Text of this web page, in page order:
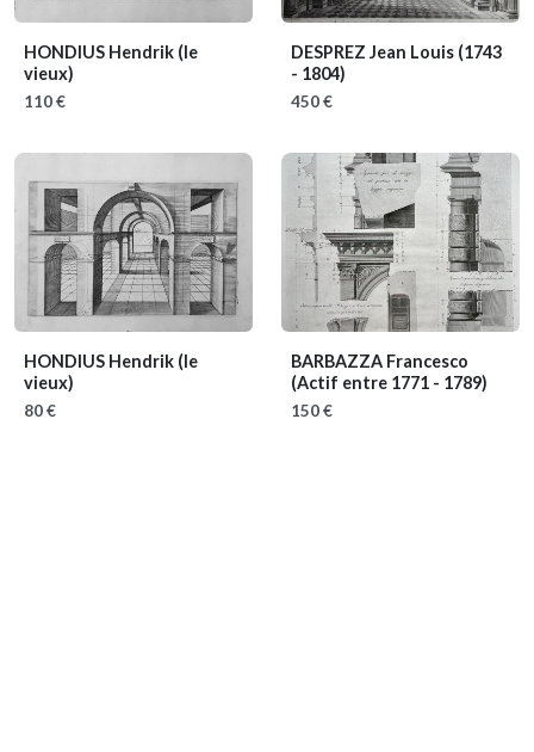
HONDIUS Hendrik (le
vieux)
110 €
DESPREZ Jean Louis (1743
- 1804)
450 €
HONDIUS Hendrik (le
vieux)
80 €
BARBAZZA Francesco
(Actif entre 1771 - 1789)
150 €